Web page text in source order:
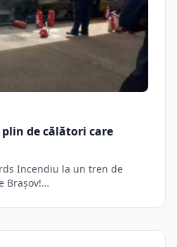
de călători care
Incendiu la un tren de
Brașov!…